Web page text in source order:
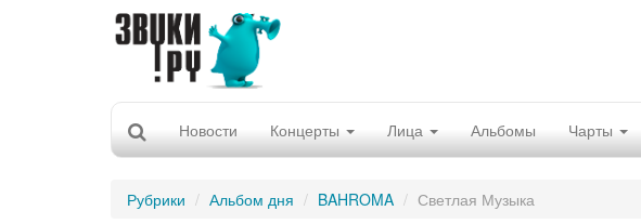
Новости Концерты Лица Альбомы Чарты
Рубрики Альбом дня BAHROMA Светлая Музыка